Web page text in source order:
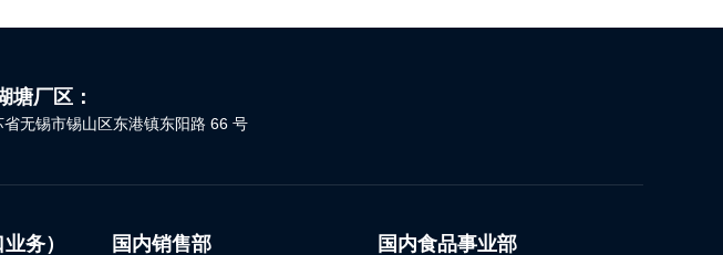
塘厂区：
省无锡市锡山区东港镇东阳路 66 号
务） 国内销售部 国内食品事业部